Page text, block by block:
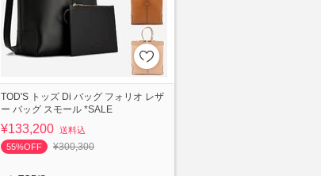
TOD'S トッズ Di バッグ フォリオ レザ
ー バッグ スモール *SALE
¥133,200 送料込
55%OFF
¥300,300